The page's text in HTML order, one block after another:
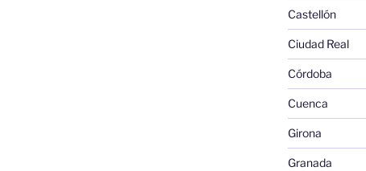
Castellón
Ciudad Real
Córdoba
Cuenca
Girona
Granada